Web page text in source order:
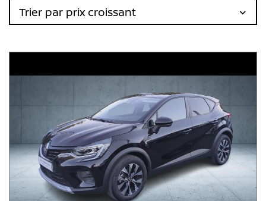
Trier par prix croissant